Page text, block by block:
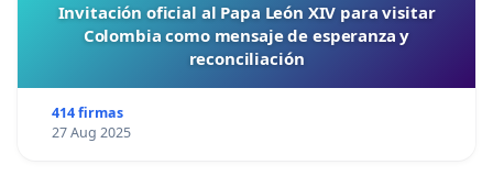
Invitación oficial al Papa León XIV para visitar
Colombia como mensaje de esperanza y
reconciliación
414 firmas
27 Aug 2025